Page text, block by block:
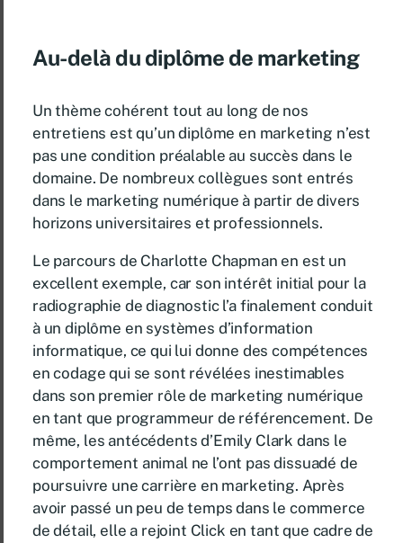
Au-delà du diplôme de marketing
Un thème cohérent tout au long de nos
entretiens est qu’un diplôme en marketing n’est
pas une condition préalable au succès dans le
domaine. De nombreux collègues sont entrés
dans le marketing numérique à partir de divers
horizons universitaires et professionnels.
Le parcours de Charlotte Chapman en est un
excellent exemple, car son intérêt initial pour la
radiographie de diagnostic l’a finalement conduit
à un diplôme en systèmes d’information
informatique, ce qui lui donne des compétences
en codage qui se sont révélées inestimables
dans son premier rôle de marketing numérique
en tant que programmeur de référencement. De
même, les antécédents d’Emily Clark dans le
comportement animal ne l’ont pas dissuadé de
poursuivre une carrière en marketing. Après
avoir passé un peu de temps dans le commerce
de détail, elle a rejoint Click en tant que cadre de